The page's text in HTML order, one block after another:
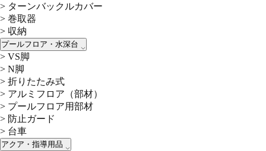
> ターンバックルカバー
> 巻取器
> 収納
プールフロア・水深台
> VS脚
> N脚
> 折りたたみ式
> アルミフロア（部材）
> プールフロア用部材
> 防止ガード
> 台車
アクア・指導用品